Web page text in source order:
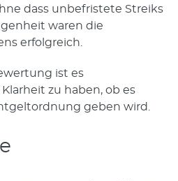
dass unbefristete Streiks
waren die
erfolgreich.
ist es
zu haben, ob es
geben wird.